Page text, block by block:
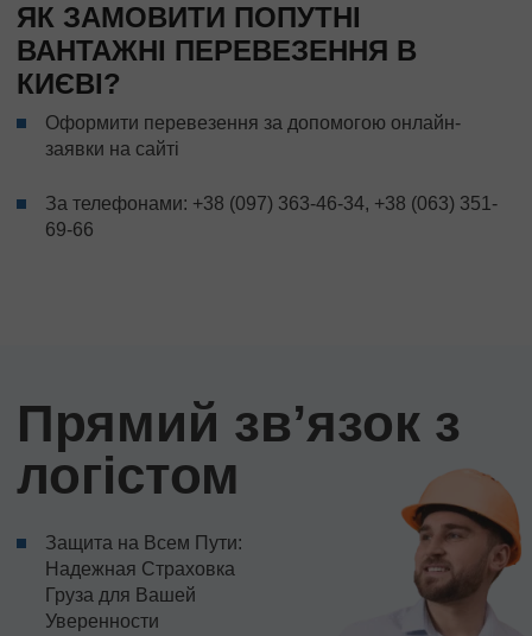
ЯК ЗАМОВИТИ ПОПУТНІ
ВАНТАЖНІ ПЕРЕВЕЗЕННЯ В
КИЄВІ?
Оформити перевезення за допомогою онлайн-
заявки на сайті
За телефонами: +38 (097) 363-46-34, +38 (063) 351-
69-66
Прямий звʼязок з
логістом
Защита на Всем Пути:
Надежная Страховка
Груза для Вашей
Уверенности